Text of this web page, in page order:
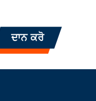
ਦਾਨ ਕਰੋ